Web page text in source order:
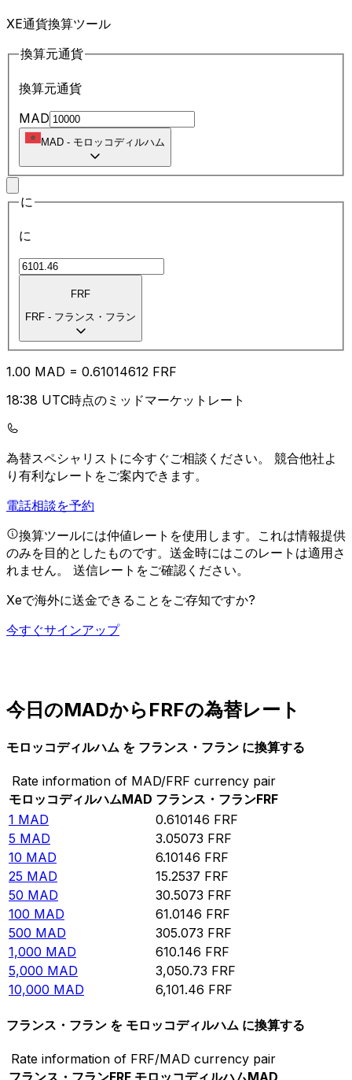
XE通貨換算ツール
換算元通貨
換算元通貨
MAD
MAD - モロッコディルハム
に
に
FRF
FRF - フランス・フラン
1.00 MAD = 0.61014612 FRF
18:38 UTC時点のミッドマーケットレート
為替スペシャリストに今すぐご相談ください。 競合他社よ
り有利なレートをご案内できます。
電話相談を予約
換算ツールには仲値レートを使用します。これは情報提供
のみを目的としたものです。送金時にはこのレートは適用さ
れません。 送信レートをご確認ください。
Xeで海外に送金できることをご存知ですか?
今すぐサインアップ
今日のMADからFRFの為替レート
モロッコディルハム を フランス・フラン に換算する
Rate information of MAD/FRF currency pair
モロッコディルハムMAD フランス・フランFRF
1 MAD 0.610146 FRF
5 MAD 3.05073 FRF
10 MAD 6.10146 FRF
25 MAD 15.2537 FRF
50 MAD 30.5073 FRF
100 MAD 61.0146 FRF
500 MAD 305.073 FRF
1,000 MAD 610.146 FRF
5,000 MAD 3,050.73 FRF
10,000 MAD 6,101.46 FRF
フランス・フラン を モロッコディルハム に換算する
Rate information of FRF/MAD currency pair
フランス・フランFRF モロッコディルハムMAD